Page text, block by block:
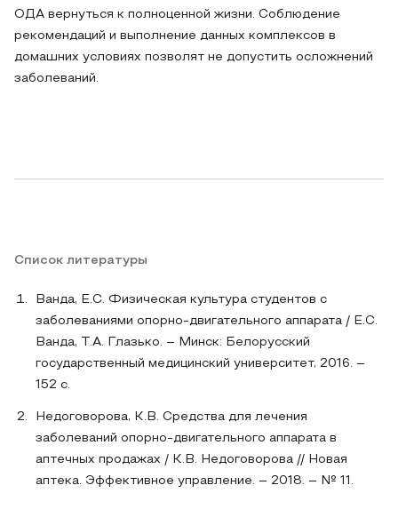
ОДА вернуться к полноценной жизни. Соблюдение
рекомендаций и выполнение данных комплексов в
домашних условиях позволят не допустить осложнений
заболеваний.
Список литературы
Ванда, Е.С. Физическая культура студентов с
заболеваниями опорно-двигательного аппарата / Е.С.
Ванда, Т.А. Глазько. – Минск: Белорусский
государственный медицинский университет, 2016. –
152 с.
Недоговорова, К.В. Средства для лечения
заболеваний опорно-двигательного аппарата в
аптечных продажах / К.В. Недоговорова // Новая
аптека. Эффективное управление. – 2018. – № 11.